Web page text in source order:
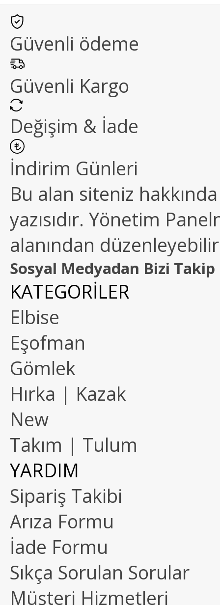
Güvenli ödeme
Güvenli Kargo
Değişim & İade
İndirim Günleri
Bu alan siteniz
yazısıdır. Yönetim
alanından
Sosyal Medyadan Bizi Takip
KATEGORİLER
Elbise
Eşofman
Gömlek
Hırka | Kazak
New
Takım | Tulum
YARDIM
Sipariş Takibi
Arıza Formu
İade Formu
Sıkça Sorulan Sorular
Müşteri Hizmetleri